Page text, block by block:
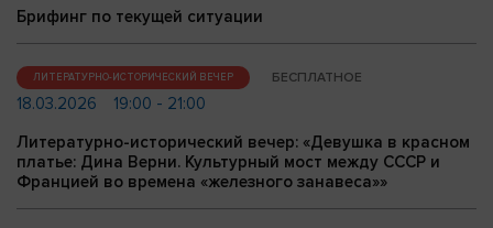
Брифинг по текущей ситуации
ЛИТЕРАТУРНО-ИСТОРИЧЕСКИЙ ВЕЧЕР БЕСПЛАТНОЕ
18.03.2026
19:00 - 21:00
Литературно-исторический вечер: «Девушка в красном
платье: Дина Верни. Культурный мост между СССР и
Францией во времена «железного занавеса»»